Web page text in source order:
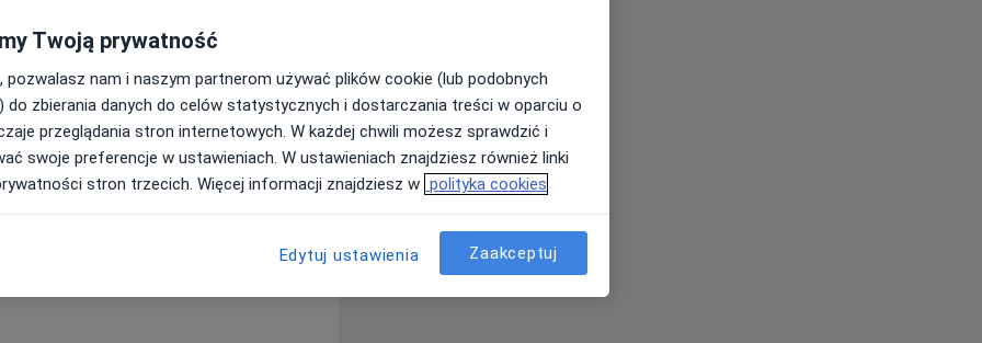
oraz Pomorskim Centrum
praktyka i doświadczenie kliniczne
układowych chorób tkanki łącznej
układowy, zespół Sjögrena,
naczyń oraz mięśni.
mikrokrążenia), diagnostyką i
Raynauda.
w Katedrze i Klinice Chorób
gdzie zajmuję się zajęciami
i wynikami badań dzielę się
gdzie także poszerzam swoją
Jestem członkinią
Towarzystwa Internistów Polskich
Twoją prywatność
pozwalasz nam i naszym partnerom używać plików cookie (lub podobnych
do zbierania danych do celów statystycznych i dostarczania treści w oparciu o
przeglądania stron internetowych. W każdej chwili możesz sprawdzić i
swoje preferencje w ustawieniach. W ustawieniach znajdziesz również linki
stron trzecich. Więcej informacji znajdziesz w polityka cookies
Edytuj ustawienia Zaakceptuj